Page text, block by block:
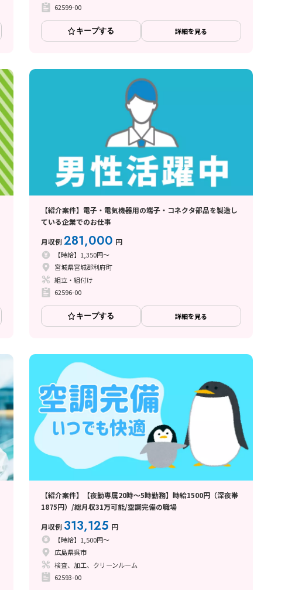
62599-00
キープする 詳細を見る
【紹介案件】電子・電気機器用の端子・コネクタ部品を製造し
ている企業でのお仕事
月収例281,000 円
【時給】1,350円～
宮城県宮城郡利府町
組立・組付け
62596-00
キープする 詳細を見る
【紹介案件】【夜勤専属20時～5時勤務】時給1500円（深夜帯
1875円）/総月収31万可能/空調完備の職場
月収例 313,125 円
【時給】1,500円～
広島県呉市
検査、加工、クリーンルーム
62593-00